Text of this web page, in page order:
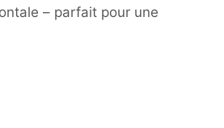
– parfait pour une